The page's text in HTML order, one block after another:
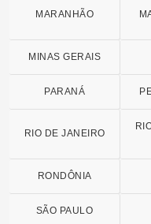
MARANHÃO
MINAS GERAIS
PARANÁ
RIO DE JANEIRO
RONDÔNIA
SÃO PAULO